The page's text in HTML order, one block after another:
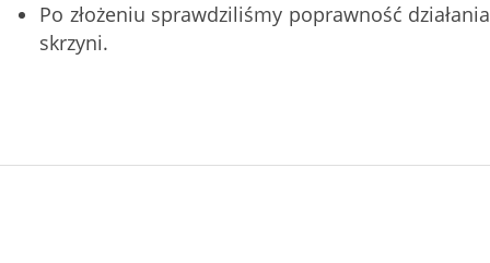
Po złożeniu sprawdziliśmy poprawność działania
skrzyni.